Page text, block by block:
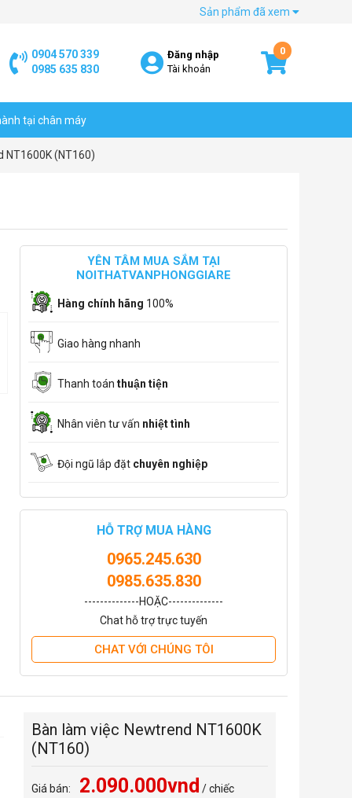
Sản phẩm đã xem
0904 570 339
0985 635 830
Đăng nhập
Tài khoản
0
tại chân máy
NT1600K (NT160)
YÊN TÂM MUA SẮM TẠI
NOITHATVANPHONGGIARE
Hàng chính hãng 100%
Giao hàng nhanh
Thanh toánthuận tiện
Nhân viên tư vấn nhiệt tình
Đội ngũ lắp đặt chuyên nghiệp
HỖ TRỢ MUA HÀNG
0965.245.630
0985.635.830
--------------HOẶC--------------
Chat hỗ trợ trực tuyến
CHAT VỚI CHÚNG TÔI
Bàn làm việc Newtrend NT1600K
(NT160)
Giá bán: 2.090.000vnd / chiếc